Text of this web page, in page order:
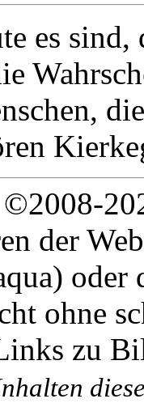
es sind,
der
oder
ohne
zu